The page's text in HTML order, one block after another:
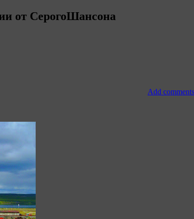
от СерогоШансона
Add comments